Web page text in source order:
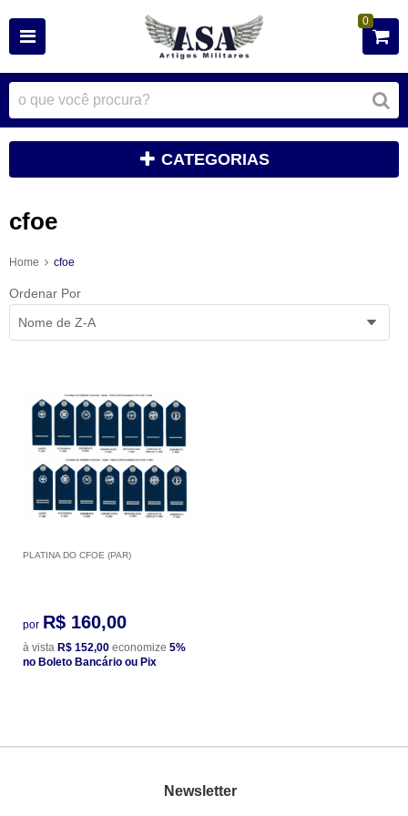
0
CATEGORIAS
cfoe
Home cfoe
Ordenar Por
Nome de Z-A
PLATINA DO CFOE (PAR)
por R$ 160,00
à vista R$ 152,00 economize 5%
no Boleto Bancário ou Pix
Newsletter